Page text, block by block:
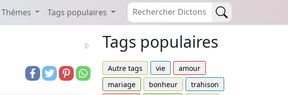
Thémes Tags populaires
Tags populaires
Autre tags vie
amour
mariage
bonheur
trahison